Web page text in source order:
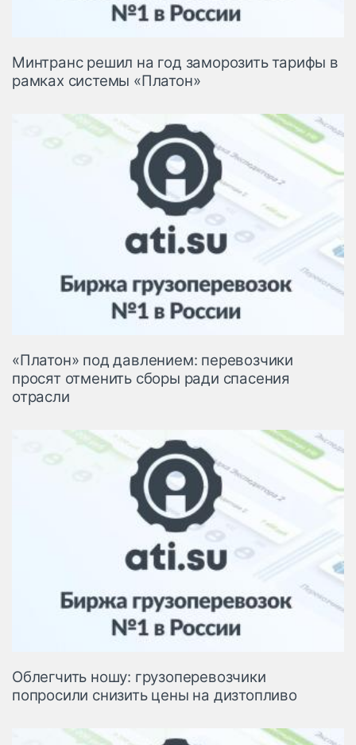
Минтранс решил на год заморозить тарифы в
рамках системы «Платон»
«Платон» под давлением: перевозчики
просят отменить сборы ради спасения
отрасли
Облегчить ношу: грузоперевозчики
попросили снизить цены на дизтопливо